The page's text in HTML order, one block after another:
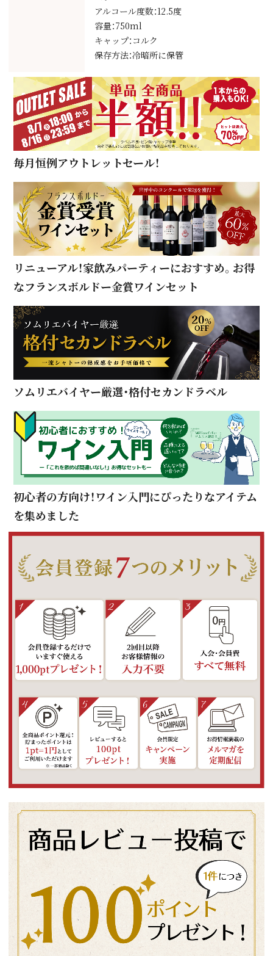
アルコール度数：12.5度
容量：750ml
キャップ：コルク
保存方法：冷暗所に保管
毎月恒例アウトレットセール！
リニューアル！家飲みパーティーにおすすめ。お得
なフランスボルドー金賞ワインセット
ソムリエバイヤー厳選・格付セカンドラベル
初心者の方向け！ワイン入門にぴったりなアイテム
を集めました